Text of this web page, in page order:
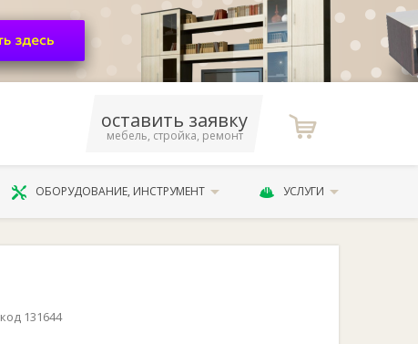
оставить заявку
мебель, стройка, ремонт
ОБОРУДОВАНИЕ, ИНСТРУМЕНТ УСЛУГИ
код 131644